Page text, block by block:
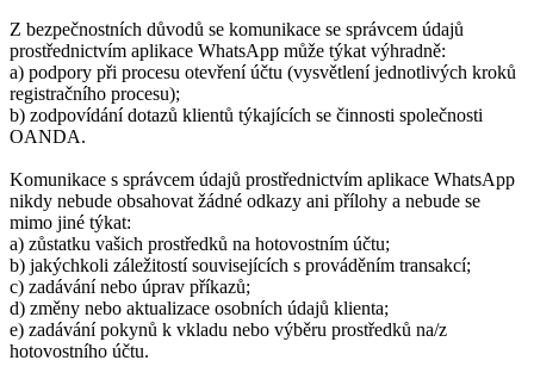
Z bezpečnostních důvodů se komunikace se správcem údajů
prostřednictvím aplikace WhatsApp může týkat výhradně:
a) podpory při procesu otevření účtu (vysvětlení jednotlivých kroků
registračního procesu);
b) zodpovídání dotazů klientů týkajících se činnosti společnosti
OANDA.
Komunikace s správcem údajů prostřednictvím aplikace WhatsApp
nikdy nebude obsahovat žádné odkazy ani přílohy a nebude se
mimo jiné týkat:
a) zůstatku vašich prostředků na hotovostním účtu;
b) jakýchkoli záležitostí souvisejících s prováděním transakcí;
c) zadávání nebo úprav příkazů;
d) změny nebo aktualizace osobních údajů klienta;
e) zadávání pokynů k vkladu nebo výběru prostředků na/z
hotovostního účtu.